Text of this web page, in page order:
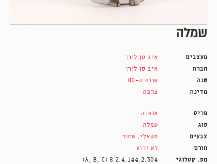
שמלה
מעצבים
איב סן לורן
חברה
איב סן לורן
שנה
שנות ה-80
מדינה
צרפת
פריט
אופנה
סוג
שמלה
צבעים
מטאלי, שחור
תורם
לא ידוע
מס. קטלוגי
8.2.4.144.2.304 (A, B, C)